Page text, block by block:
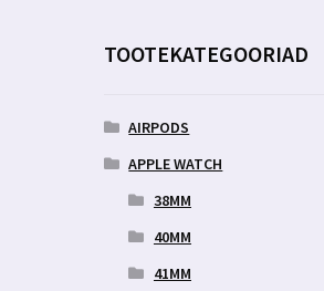
TOOTEKATEGOORIAD
AIRPODS
APPLE WATCH
38MM
40MM
41MM